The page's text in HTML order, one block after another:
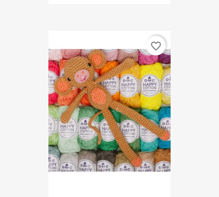
favorite_border